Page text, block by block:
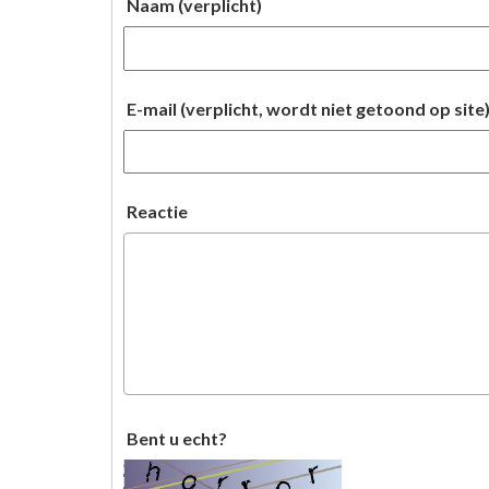
Naam (verplicht)
E-mail (verplicht, wordt niet getoond op site)
Reactie
Bent u echt?